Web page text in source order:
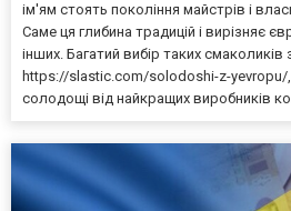
ім'ям стоять покоління майстрів і
Саме ця глибина традицій і вирізняє
інших. Багатий вибір таких смаколиків
https://slastic.com/solodoshi-z-yevropu/
солодощі від найкращих виробників